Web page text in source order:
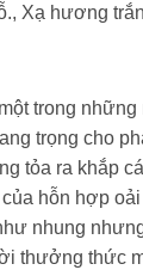
Xạ hương
trong
trọng cho
tỏa ra khắp
hỗn hợp
nhung
thưởng thức